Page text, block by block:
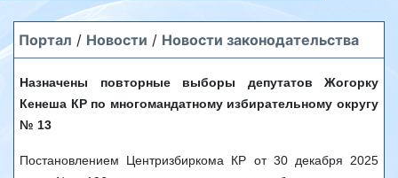
Портал / Новости / Новости законодательства
Назначены повторные выборы депутатов Жогорку
Кенеша КР по многомандатному избирательному округу
№ 13
Постановлением Центризбиркома КР от 30 декабря 2025